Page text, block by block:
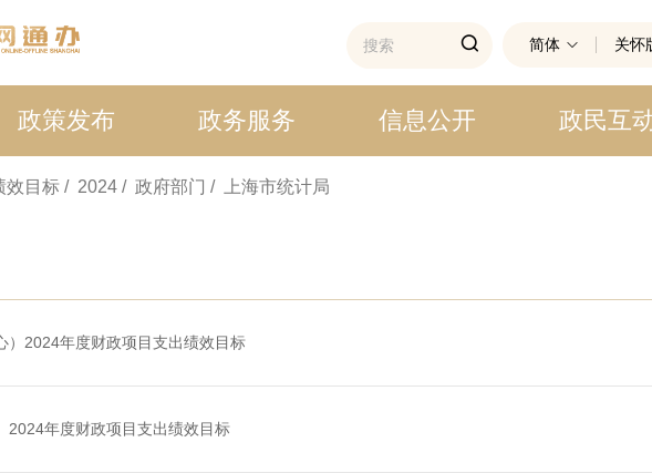
简体 关怀
政策发布 政务服务 信息公开 政民互
效目标 / 2024 / 政府部门 / 上海市统计局
）2024年度财政项目支出绩效目标
2024年度财政项目支出绩效目标